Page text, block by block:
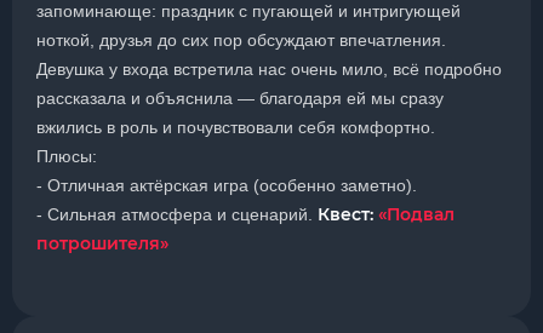
запоминающе: праздник с пугающей и интригующей
ноткой, друзья до сих пор обсуждают впечатления.
Девушка у входа встретила нас очень мило, всё подробно
рассказала и объяснила — благодаря ей мы сразу
вжились в роль и почувствовали себя комфортно.
Плюсы:
- Отличная актёрская игра (особенно заметно).
- Сильная атмосфера и сценарий. Квест: «Подвал
потрошителя»